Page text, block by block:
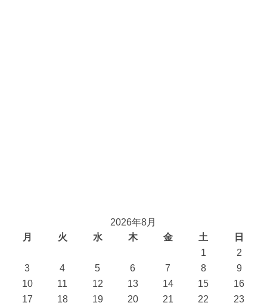
2026年8月
月
火 水 木 金 土
日
1
2
3
4 5 6 7 8
9
10
11 12 13 14 15
16
17
18 19 20 21 22
23